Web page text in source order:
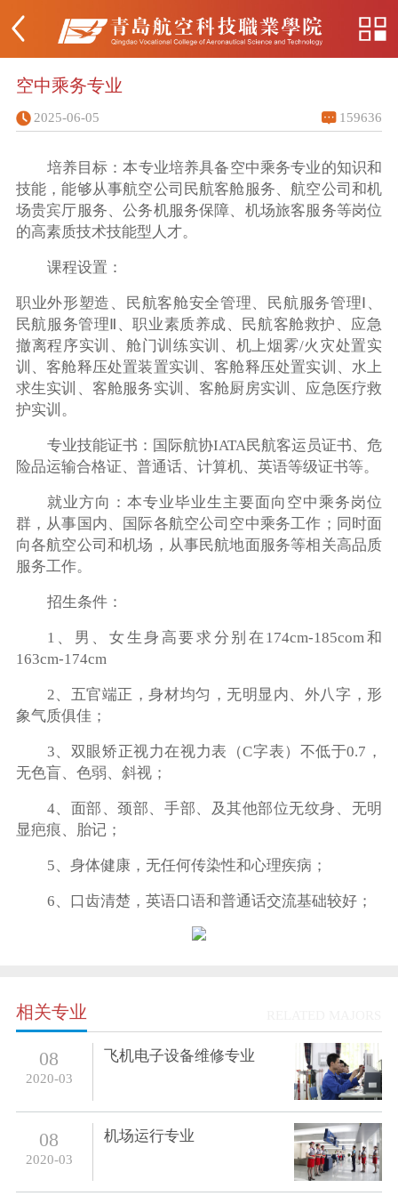
空中乘务专业
2025-06-05 159636
培养目标：本专业培养具备空中乘务专业的知识和
技能，能够从事航空公司民航客舱服务、航空公司和机
场贵宾厅服务、公务机服务保障、机场旅客服务等岗位
的高素质技术技能型人才。
课程设置：
职业外形塑造、民航客舱安全管理、民航服务管理Ⅰ、
民航服务管理Ⅱ、职业素质养成、民航客舱救护、应急
撤离程序实训、舱门训练实训、机上烟雾/火灾处置实
训、客舱释压处置装置实训、客舱释压处置实训、水上
求生实训、客舱服务实训、客舱厨房实训、应急医疗救
护实训。
专业技能证书：国际航协IATA民航客运员证书、危
险品运输合格证、普通话、计算机、英语等级证书等。
就业方向：本专业毕业生主要面向空中乘务岗位
群，从事国内、国际各航空公司空中乘务工作；同时面
向各航空公司和机场，从事民航地面服务等相关高品质
服务工作。
招生条件：
1、男、女生身高要求分别在174cm-185com和
163cm-174cm
2、五官端正，身材均匀，无明显内、外八字，形
象气质俱佳；
3、双眼矫正视力在视力表（C字表）不低于0.7，
无色盲、色弱、斜视；
4、面部、颈部、手部、及其他部位无纹身、无明
显疤痕、胎记；
5、身体健康，无任何传染性和心理疾病；
6、口齿清楚，英语口语和普通话交流基础较好；
相关专业
08
2020-03
飞机电子设备维修专业
08
2020-03
机场运行专业